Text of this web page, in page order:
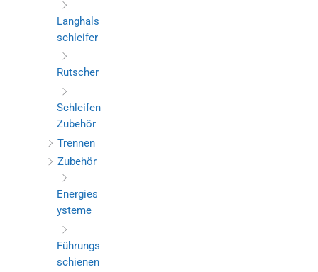
Langhals
schleifer
Rutscher
Schleifen
Zubehör
Trennen
Zubehör
Energies
ysteme
Führungs
schienen